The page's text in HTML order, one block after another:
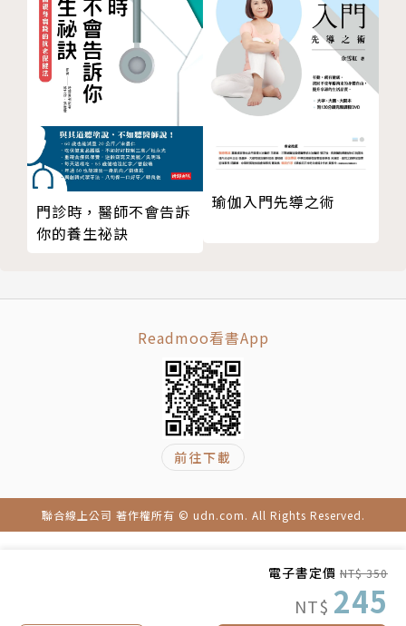
電子書定價 NT$ 350
NT$ 245
1988年取得鳥取大學醫學院研究所博士課程，2001年
起擔任鳥取大學醫學系保健學科生體制御學講座・環境
保健學領域教授、日本失智症預防學會理事長、日本失
智症學會專科醫師等迄今。
日本第一位投入失智症診療・預防的專家，基於多年來
診療經驗，開發了認知功能檢查（健忘諮詢課程）。積
極推動社區失智症早期發現、早期治療等活動。
主要著作有《新版 失智症正確的對應、錯誤的對應》
著有《失智症預防專門士教材》（Media・careplu）
台灣大學社會學系畢業、日本筑波大學老人心理學博
士。曾任近畿大學九州短期大學、品川介護福祉學校兼
任講師；老人養護、日照等機構志工。
現居台北，長期觀察日本長照現狀、熟齡生活身心現
況，著重銀髮相關議題翻譯之餘，從事同步口譯、演講
月亮圓缺日曆
（失智症照護對策❸）不剝奪能獨自完成事物的成就感
第3章 聽覺訓練
聽力衰退與溝通不良的 惡性循環
早晨醒耳體操
猜猜聲音從哪裡來？
聆聽不同硬幣的聲音
朗讀報刊上的文章
（專欄）明明重聽，卻聽得見別人說自己壞話？
手指節拍演奏
維持味覺，享受生活之樂
（專欄）小心太過油膩的飲食習慣！清淡飲食、八分飽
說說食物的味道
品酒、飲茶的樂趣
門診時，醫師不會告訴
你的養生祕訣
瑜伽入門先導之術
Readmoo看書App
前往下載
聯合線上公司 著作權所有 © udn.com. All Rights Reserved.